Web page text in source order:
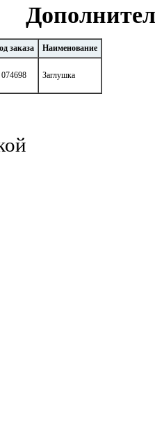
заказа Наименование
074698 Заглушка